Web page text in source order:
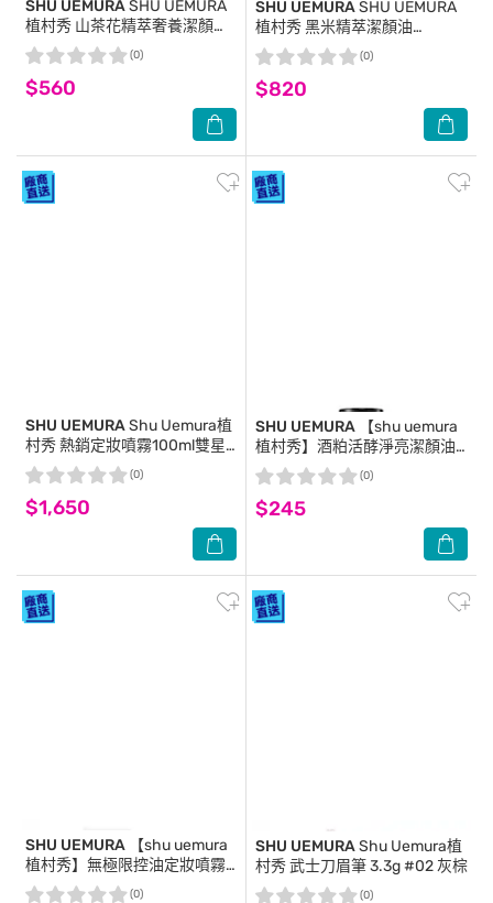
SHU UEMURASHU UEMURA
植村秀 山茶花精萃奢養潔顏油
(50ml) 3入_專櫃公司貨
$560
(0)
SHU UEMURASHU UEMURA
植村秀 黑米精萃潔顏油
(150ml)_專櫃公司貨
$820
(0)
SHU UEMURAShu Uemura植
村秀 熱銷定妝噴霧100ml雙星
組 (持久定妝+控油定妝)
$1,650
(0)
SHU UEMURA 【shu uemura
植村秀】酒粕活酵淨亮潔顏油
50ml 公司貨 卸妝油
$245
(0)
SHU UEMURA 【shu uemura
植村秀】無極限控油定妝噴霧
100ml 公司貨
(0)
SHU UEMURAShu Uemura植
村秀 武士刀眉筆 3.3g #02 灰棕
(0)